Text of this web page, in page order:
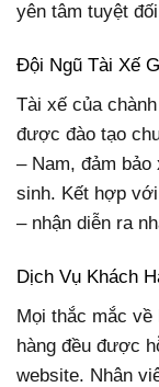
yên tâm tuyệt
Đội Ngũ Tài Xế
Tài xế của
được đào tạo
– Nam, đảm
sinh. Kết hợp
– nhận diễn ra
Dịch Vụ Khách
Mọi thắc mắc
hàng đều được
website. Nhân